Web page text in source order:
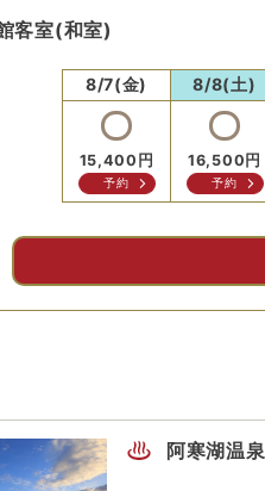
客室(和室)
8/7(金)
15,400 円
予約
8/8(土)
16,500 円
予約
阿寒湖温泉